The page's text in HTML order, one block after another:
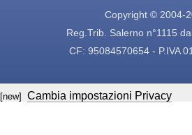
Copyright © 2004-
Reg.Trib. Salerno n°1115
CF: 95084570654 - P.IVA
[new] Cambia impostazioni Privacy